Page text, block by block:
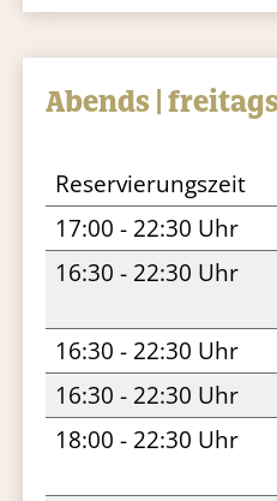
Abends |
Reservierungszeit
17:00 - 22:30 Uhr
16:30 - 22:30 Uhr
16:30 - 22:30 Uhr
16:30 - 22:30 Uhr
18:00 - 22:30 Uhr